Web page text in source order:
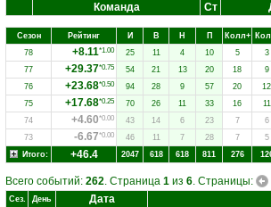
Команда Ст
Сезон Рейтинг И В Н П Колл+
78
+8.11*1.00 25 11 4 10 5 3
77
+29.37*0.75 54 21 13 20 18 9
76
+23.68*0.50 94 28 9 57 20 12
75
+17.68*0.25 70 26 11 33 16 11
74
+4.60*0.00 43 14 6 23 7 6
73
-6.67*0.00 46 11 7 28 7 5
Итого:
+46.4 2047 618 618 811 276
Всего событий: 262. Страница 1 из 6. Страницы:
Сез. День Дата